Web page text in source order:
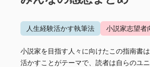
人生経験活かす執筆法 小説家志望者
小説家を目指す人々に向けたこの指南書
活かすことがテーマで、読者は自らのユ